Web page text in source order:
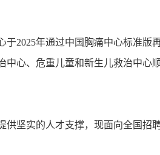
于2025年通过中国胸痛中心标准版
心、危重儿童和新生儿救治中心顺
坚实的人才支撑，现面向全国招